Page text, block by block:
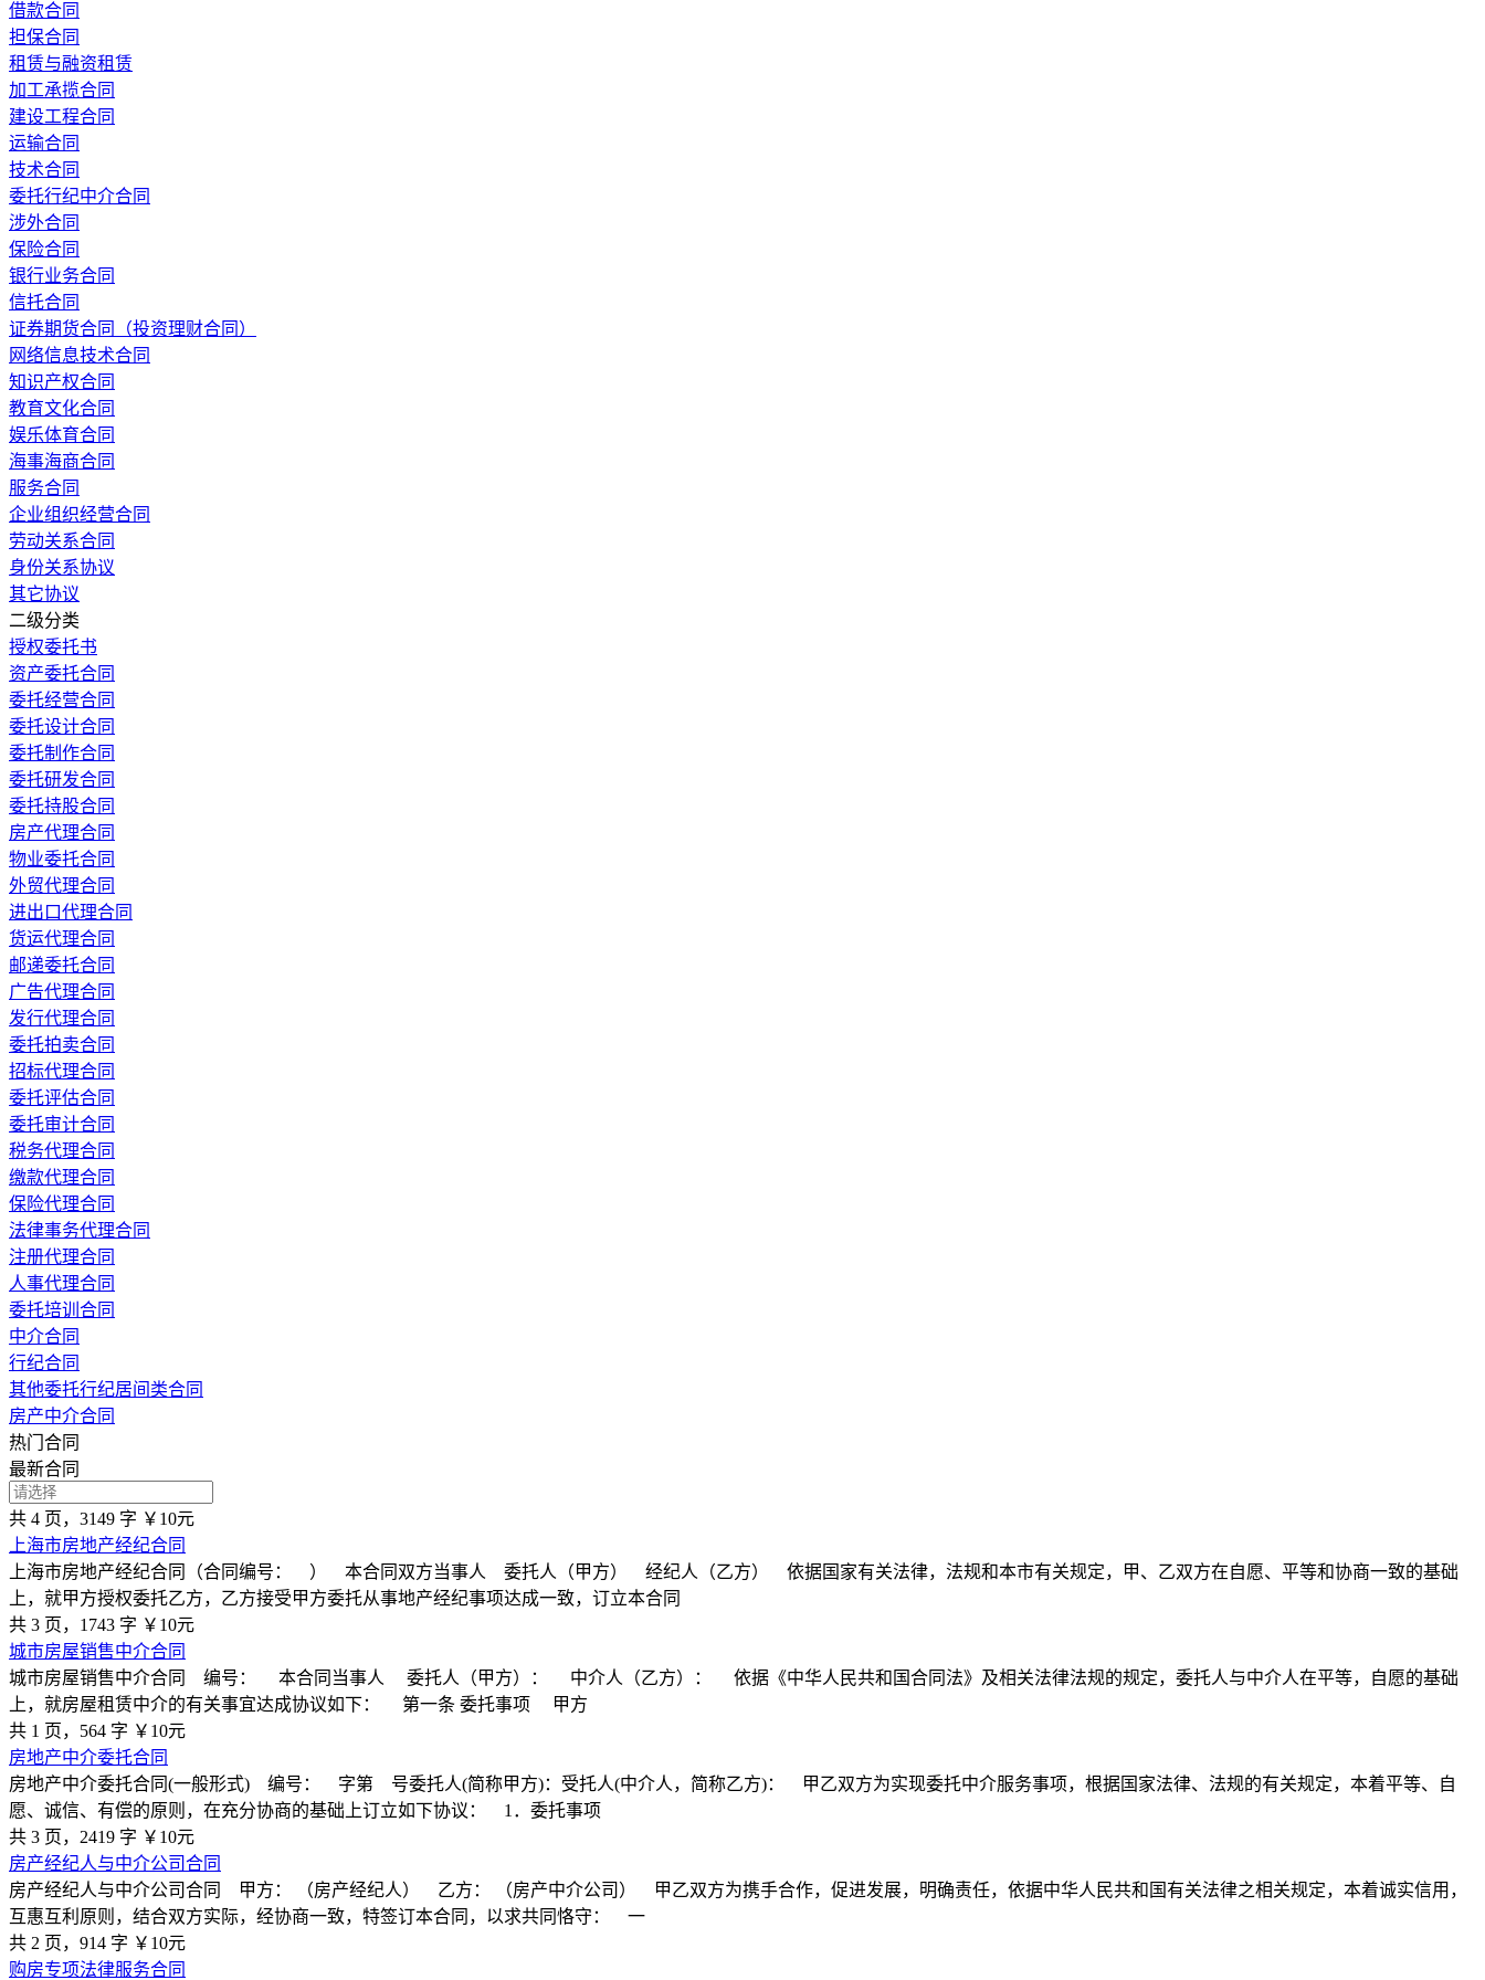
借款合同
担保合同
租赁与融资租赁
加工承揽合同
建设工程合同
运输合同
技术合同
委托行纪中介合同
涉外合同
保险合同
银行业务合同
信托合同
证券期货合同（投资理财合同）
网络信息技术合同
知识产权合同
教育文化合同
娱乐体育合同
海事海商合同
服务合同
企业组织经营合同
劳动关系合同
身份关系协议
其它协议
二级分类
授权委托书
资产委托合同
委托经营合同
委托设计合同
委托制作合同
委托研发合同
委托持股合同
房产代理合同
物业委托合同
外贸代理合同
进出口代理合同
货运代理合同
邮递委托合同
广告代理合同
发行代理合同
委托拍卖合同
招标代理合同
委托评估合同
委托审计合同
税务代理合同
缴款代理合同
保险代理合同
法律事务代理合同
注册代理合同
人事代理合同
委托培训合同
中介合同
行纪合同
其他委托行纪居间类合同
房产中介合同
热门合同
最新合同
共 4 页，3149 字 ￥10元
上海市房地产经纪合同
上海市房地产经纪合同（合同编号： ） 本合同双方当事人 委托人（甲方） 经纪人（乙方） 依据国家有关法律，法规和本市有关规定，甲、乙双方在自愿、平等和协商一致的基础
上，就甲方授权委托乙方，乙方接受甲方委托从事地产经纪事项达成一致，订立本合同
共 3 页，1743 字 ￥10元
城市房屋销售中介合同
城市房屋销售中介合同 编号： 本合同当事人 委托人（甲方）： 中介人（乙方）： 依据《中华人民共和国合同法》及相关法律法规的规定，委托人与中介人在平等，自愿的基础
上，就房屋租赁中介的有关事宜达成协议如下： 第一条 委托事项 甲方
共 1 页，564 字 ￥10元
房地产中介委托合同
房地产中介委托合同(一般形式) 编号： 字第 号委托人(简称甲方)：受托人(中介人，简称乙方)： 甲乙双方为实现委托中介服务事项，根据国家法律、法规的有关规定，本着平等、自
愿、诚信、有偿的原则，在充分协商的基础上订立如下协议： 1．委托事项
共 3 页，2419 字 ￥10元
房产经纪人与中介公司合同
房产经纪人与中介公司合同 甲方： （房产经纪人） 乙方： （房产中介公司） 甲乙双方为携手合作，促进发展，明确责任，依据中华人民共和国有关法律之相关规定，本着诚实信用，
互惠互利原则，结合双方实际，经协商一致，特签订本合同，以求共同恪守： 一
共 2 页，914 字 ￥10元
购房专项法律服务合同